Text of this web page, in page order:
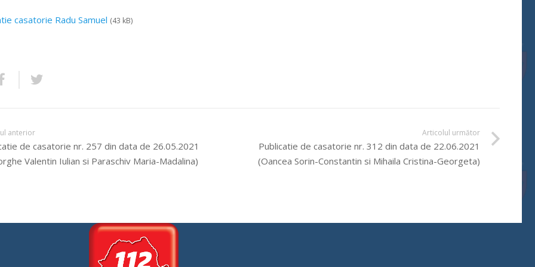
casatorie Radu Samuel (43 kB)
anterior
de casatorie nr. 257 din data de 26.05.2021
Valentin Iulian si Paraschiv Maria-Madalina)
Articolul următor
Publicatie de casatorie nr. 312 din data de 22.06.2021
(Oancea Sorin-Constantin si Mihaila Cristina-Georgeta)